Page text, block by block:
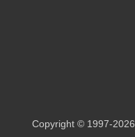
Copyright© 1997-2026